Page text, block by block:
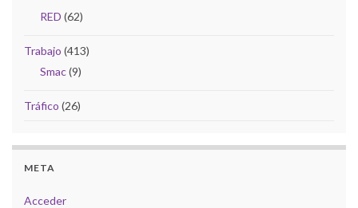
RED (62)
Trabajo (413)
Smac(9)
Tráfico (26)
META
Acceder